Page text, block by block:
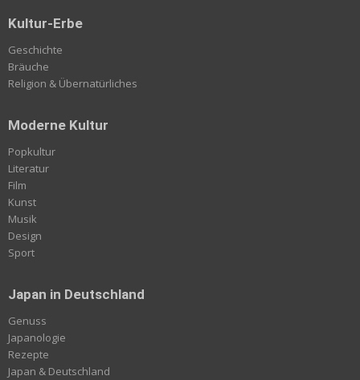
Kultur-Erbe
Geschichte
Bräuche
Religion & Übernatürliches
Moderne Kultur
Popkultur
Literatur
Film
Kunst
Musik
Design
Sport
Japan in Deutschland
Genuss
Japanologie
Rezepte
Japan & Deutschland